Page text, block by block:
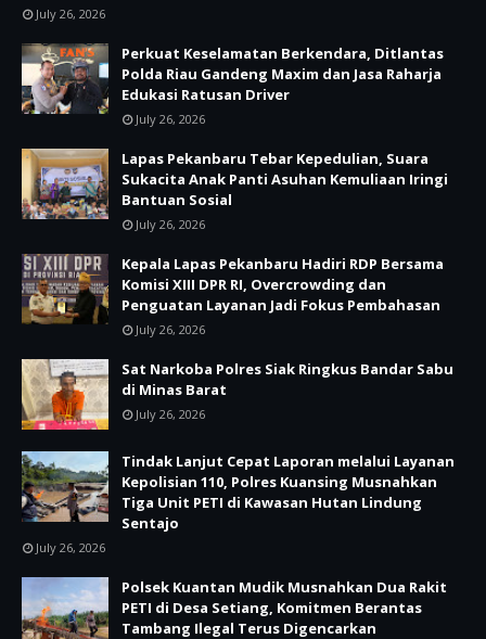
July 26, 2026
Perkuat Keselamatan Berkendara, Ditlantas
Polda Riau Gandeng Maxim dan Jasa Raharja
Edukasi Ratusan Driver
July 26, 2026
Lapas Pekanbaru Tebar Kepedulian, Suara
Sukacita Anak Panti Asuhan Kemuliaan Iringi
Bantuan Sosial
July 26, 2026
Kepala Lapas Pekanbaru Hadiri RDP Bersama
Komisi XIII DPR RI, Overcrowding dan
Penguatan Layanan Jadi Fokus Pembahasan
July 26, 2026
Sat Narkoba Polres Siak Ringkus Bandar Sabu
di Minas Barat
July 26, 2026
Tindak Lanjut Cepat Laporan melalui Layanan
Kepolisian 110, Polres Kuansing Musnahkan
Tiga Unit PETI di Kawasan Hutan Lindung
Sentajo
July 26, 2026
Polsek Kuantan Mudik Musnahkan Dua Rakit
PETI di Desa Setiang, Komitmen Berantas
Tambang Ilegal Terus Digencarkan